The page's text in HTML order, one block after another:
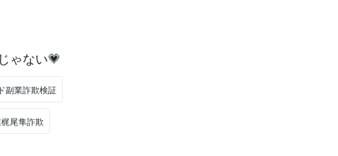
ゃない💗
副業詐欺検証
尾隼詐欺